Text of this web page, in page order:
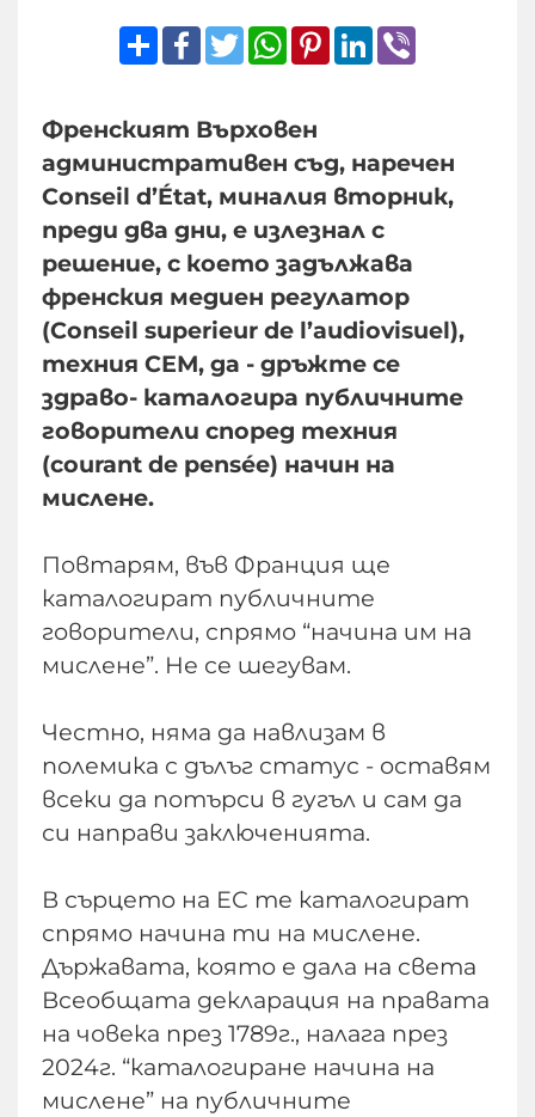
ShareFacebook
TwitterWhatsApp
Pinterest
LinkedIn
Френският Върховен
административен съд, наречен
Conseil d’État, миналия вторник,
преди два дни, е излезнал с
решение, с което задължава
френския медиен регулатор
(Conseil superieur de l’audiovisuel),
техния СЕМ, да - дръжте се
здраво- каталогира публичните
говорители според техния
(courant de pensée) начин на
мислене.
Повтарям, във Франция ще
каталогират публичните
говорители, спрямо “начина им на
мислене”. Не се шегувам.
Честно, няма да навлизам в
полемика с дълъг статус - оставям
всеки да потърси в гугъл и сам да
си направи заключенията.
В сърцето на ЕС те каталогират
спрямо начина ти на мислене.
Държавата, която е дала на света
Всеобщата декларация на правата
на човека през 1789г., налага през
2024г. “каталогиране начина на
мислене” на публичните